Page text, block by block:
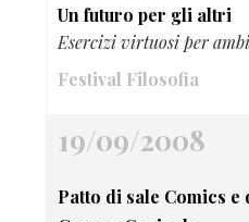
Un futuro per gli altri
Esercizi virtuosi per
Festival Filosofia
19/09/2008
Patto di sale Comics